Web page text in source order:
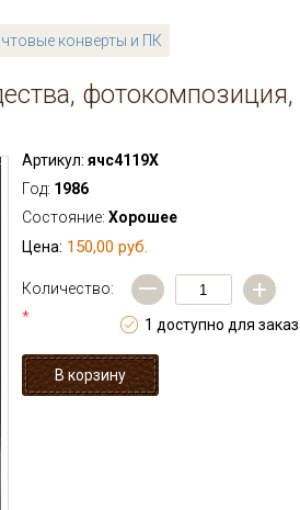
конверты и ПК
Артикул: ячс4119Х
Год: 1986
Состояние: Хорошее
Цена: 150,00 руб.
Количество:
*
— +
1 доступно для